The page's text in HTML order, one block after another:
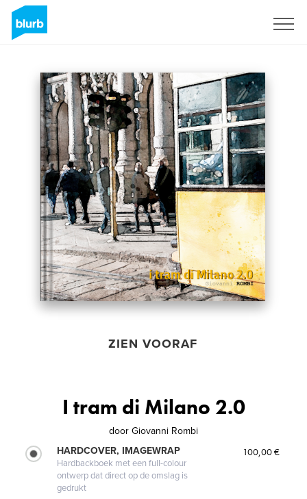
ZIEN VOORAF
I tram di Milano 2.0
door Giovanni Rombi
HARDCOVER, IMAGEWRAP
Hardbackboek met een full-colour
ontwerp dat direct op de omslag is
gedrukt
100,00 €